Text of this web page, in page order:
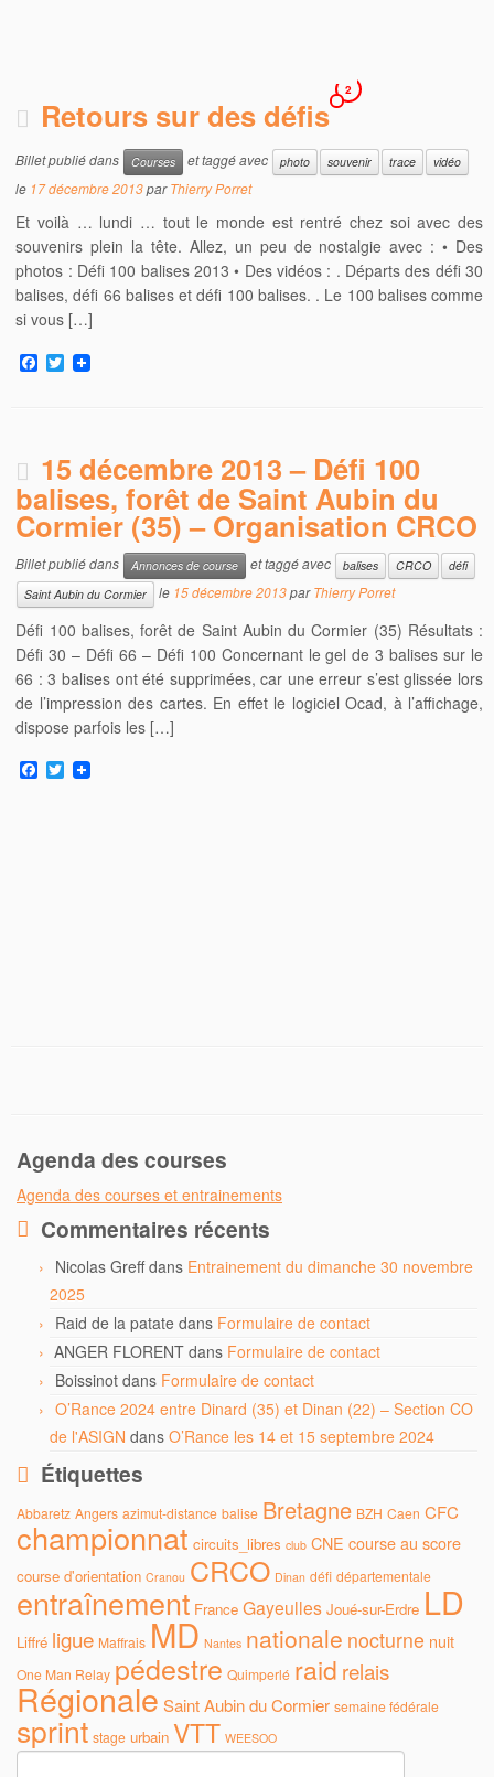
Retours sur des défis
2
Billet publié dans Courses et taggé avec photo souvenir trace vidéo
le 17 décembre 2013parThierry Porret
Et voilà … lundi … tout le monde est rentré chez soi avec des
souvenirs plein la tête. Allez, un peu de nostalgie avec : • Des
photos : Défi 100 balises 2013 • Des vidéos : . Départs des défi 30
balises, défi 66 balises et défi 100 balises. . Le 100 balises comme
si vous […]
F
a
o
T
w
r
15 décembre 2013 – Défi 100
balises, forêt de Saint Aubin du
Cormier (35) –Organisation CRCO
Billet publié dans Annonces de course et taggé avec balises CRCO
défi
Saint Aubin du Cormier
le 15 décembre 2013parThierry Porret
Défi 100 balises, forêt de Saint Aubin du Cormier (35) Résultats :
Défi 30 – Défi 66 – Défi 100 Concernant le gel de 3 balises sur le
66 : 3 balises ont été supprimées, car une erreur s’est glissée lors
de l’impression des cartes. En effet le logiciel Ocad, à l’affichage,
dispose parfois les […]
F
a
T
w
Agenda des courses
Agenda des courses et entrainements
Commentaires récents
Nicolas Greffdans Entrainement du dimanche 30 novembre
2025
Raid de la patate dans Formulaire de contact
ANGER FLORENT dans Formulaire de contact
Boissinot dans Formulaire de contact
O’Rance 2024 entre Dinard (35) et Dinan (22) – Section CO
de l'ASIGN dans O’Rance les 14 et 15 septembre 2024
Étiquettes
Abbaretz Angers azimut-distance balise Bretagne BZH Caen CFC
championnat circuits_libres club CNE course au score
course d'orientation Cranou CRCO Dinan défi départementale
entraînement France Gayeulles Joué-sur-Erdre LD
Liffré ligue Maffrais MD Nantes nationale nocturne nuit
One Man Relay pédestre Quimperlé raid relais
Régionale Saint Aubin du Cormier semaine fédérale
sprint stage urbain VTT WEESOO
Rechercher :